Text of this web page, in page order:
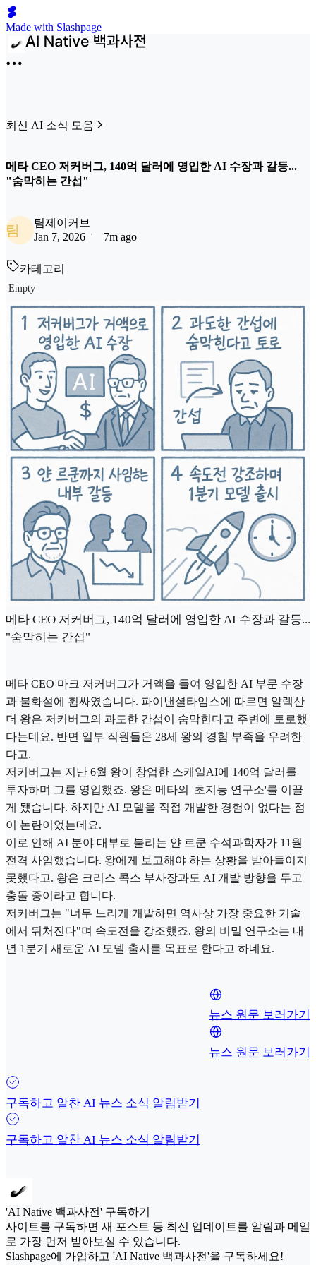
Made with Slashpage
최신 AI 소식 모음
메타 CEO 저커버그, 140억 달러에 영입한 AI 수장과 갈등...
"숨막히는 간섭"
팀
팀제이커브
Jan 7, 2026
7m ago
카테고리
Empty
메타 CEO 저커버그, 140억 달러에 영입한 AI 수장과 갈등...
"숨막히는 간섭"
메타 CEO 마크 저커버그가 거액을 들여 영입한 AI 부문 수장
과 불화설에 휩싸였습니다. 파이낸셜타임스에 따르면 알렉산
더 왕은 저커버그의 과도한 간섭이 숨막힌다고 주변에 토로했
다는데요. 반면 일부 직원들은 28세 왕의 경험 부족을 우려한
다고.
저커버그는 지난 6월 왕이 창업한 스케일AI에 140억 달러를
투자하며 그를 영입했죠. 왕은 메타의 '초지능 연구소'를 이끌
게 됐습니다. 하지만 AI 모델을 직접 개발한 경험이 없다는 점
이 논란이었는데요.
이로 인해 AI 분야 대부로 불리는 얀 르쿤 수석과학자가 11월
전격 사임했습니다. 왕에게 보고해야 하는 상황을 받아들이지
못했다고. 왕은 크리스 콕스 부사장과도 AI 개발 방향을 두고
충돌 중이라고 합니다.
저커버그는 "너무 느리게 개발하면 역사상 가장 중요한 기술
에서 뒤처진다"며 속도전을 강조했죠. 왕의 비밀 연구소는 내
년 1분기 새로운 AI 모델 출시를 목표로 한다고 하네요.
뉴스 원문 보러가기
뉴스 원문 보러가기
구독하고 알찬 AI 뉴스 소식 알림받기
구독하고 알찬 AI 뉴스 소식 알림받기
'AI Native 백과사전' 구독하기
사이트를 구독하면 새 포스트 등 최신 업데이트를 알림과 메일
로 가장 먼저 받아보실 수 있습니다.
Slashpage에 가입하고 'AI Native 백과사전'을 구독하세요!